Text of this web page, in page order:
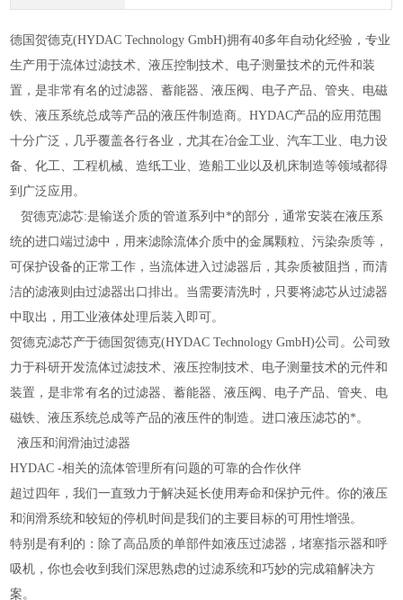
德国贺德克(HYDAC Technology GmbH)拥有40多年自动化经验，专业
生产用于流体过滤技术、液压控制技术、电子测量技术的元件和装
置，是非常有名的过滤器、蓄能器、液压阀、电子产品、管夹、电磁
铁、液压系统总成等产品的液压件制造商。HYDAC产品的应用范围
十分广泛，几乎覆盖各行各业，尤其在冶金工业、汽车工业、电力设
备、化工、工程机械、造纸工业、造船工业以及机床制造等领域都得
到广泛应用。
贺德克滤芯:是输送介质的管道系列中*的部分，通常安装在液压系
统的进口端过滤中，用来滤除流体介质中的金属颗粒、污染杂质等，
可保护设备的正常工作，当流体进入过滤器后，其杂质被阻挡，而清
洁的滤液则由过滤器出口排出。当需要清洗时，只要将滤芯从过滤器
中取出，用工业液体处理后装入即可。
贺德克滤芯产于德国贺德克(HYDAC Technology GmbH)公司。公司致
力于科研开发流体过滤技术、液压控制技术、电子测量技术的元件和
装置，是非常有名的过滤器、蓄能器、液压阀、电子产品、管夹、电
磁铁、液压系统总成等产品的液压件的制造。进口液压滤芯的*。
液压和润滑油过滤器
HYDAC -相关的流体管理所有问题的可靠的合作伙伴
超过四年，我们一直致力于解决延长使用寿命和保护元件。你的液压
和润滑系统和较短的停机时间是我们的主要目标的可用性增强。
特别是有利的：除了高品质的单部件如液压过滤器，堵塞指示器和呼
吸机，你也会收到我们深思熟虑的过滤系统和巧妙的完成箱解决方
案。